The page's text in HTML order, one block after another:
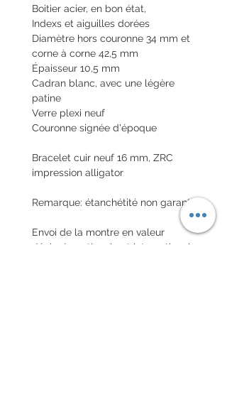
Boitier acier, en bon état,
Indexs et aiguilles dorées
Diamètre hors couronne 34 mm et
corne à corne 42,5 mm
Épaisseur 10,5 mm
Cadran blanc, avec une légère
patine
Verre plexi neuf
Couronne signée d'époque
Bracelet cuir neuf 16 mm, ZRC
impression alligator
Remarque: étanchétité non garantie
Envoi de la montre en valeur
déclarée nationale et internationale